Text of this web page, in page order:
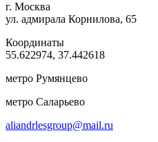
г. Москва
ул. адмирала Корнилова, 65
Координаты
55.622974, 37.442618
метро Румянцево
метро Саларьево
aliandrlesgroup@mail.ru